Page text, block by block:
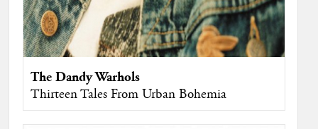
The Dandy Warhols
Thirteen Tales From Urban Bohemia